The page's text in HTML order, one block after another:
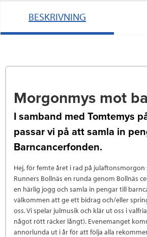
BESKRIVNING
Morgonmys mot
I samband med Tomtemys
passar vi på att samla in
Barncancerfonden.
Hej, för femte året i rad på
Runners Bollnäs en runda genom Bollnäs
en härlig jogg och samla in pengar till
välkommen att ge ett bidrag och/eller
oss. Vi spelar julmusik och klär ut oss i
något rött räcker långt). Evenemanget
annorlunda ut i år för att följa alla